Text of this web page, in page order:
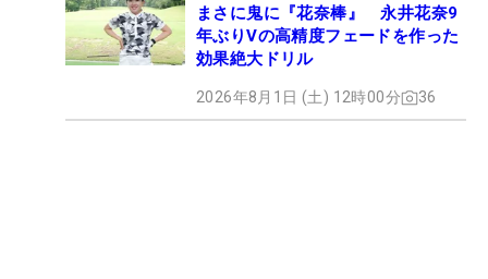
まさに鬼に『花奈棒』 永井花奈9
年ぶりVの高精度フェードを作った
効果絶大ドリル
2026年8月1日 (土) 12時00分 36